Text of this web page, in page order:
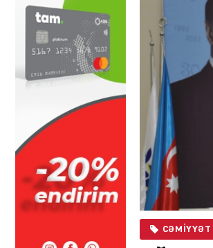
CƏMIYYƏT